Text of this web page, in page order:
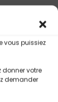
vous puissiez
donner votre
demander